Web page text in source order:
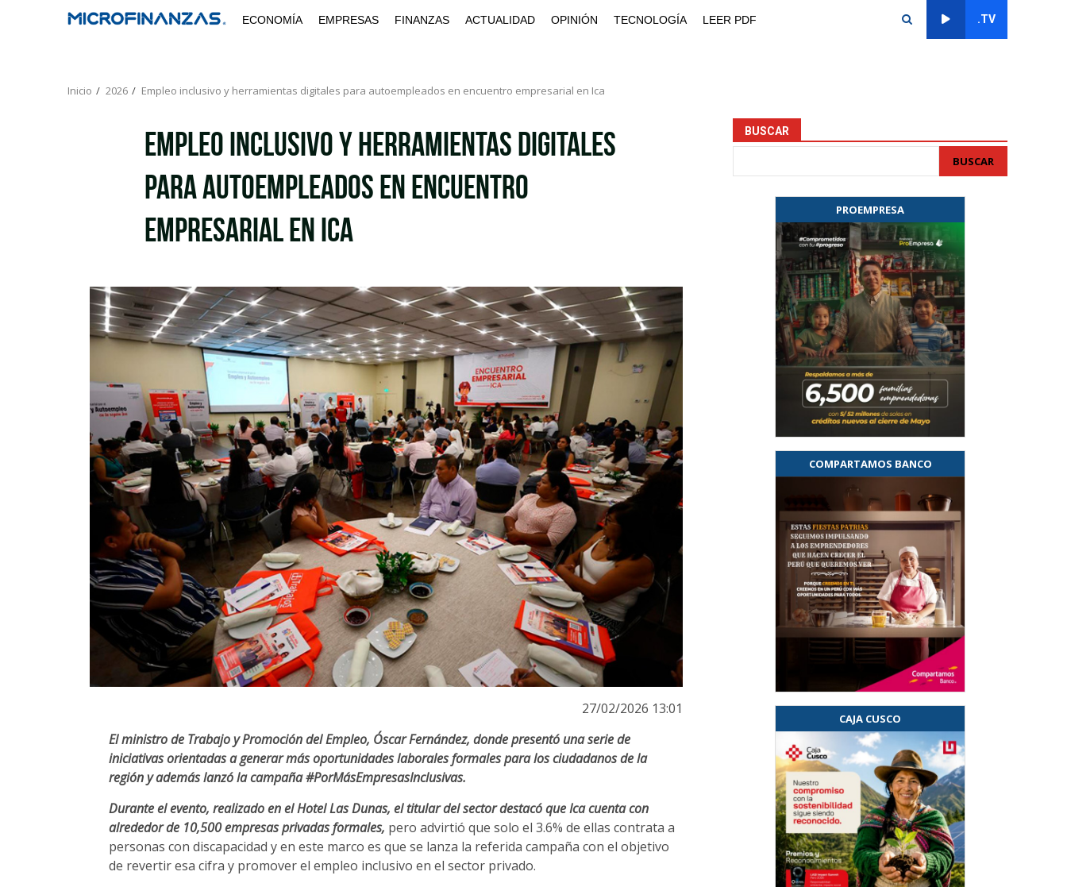
ECONOMÍA EMPRESAS FINANZAS ACTUALIDAD OPINIÓN TECNOLOGÍA LEER PDF .TV
Inicio 2026 Empleo inclusivo y herramientas digitales para autoempleados en encuentro empresarial en Ica
Empleo inclusivo y herramientas digitales
para autoempleados en encuentro
empresarial en Ica
27/02/2026 13:01
El ministro de Trabajo y Promoción del Empleo, Óscar Fernández, donde presentó una serie de
iniciativas orientadas a generar más oportunidades laborales formales para los ciudadanos de la
región y además lanzó la campaña #PorMásEmpresasInclusivas.
Durante el evento, realizado en el Hotel Las Dunas, el titular del sector destacó que Ica cuenta con
alrededor de 10,500 empresas privadas formales, pero advirtió que solo el 3.6% de ellas contrata a
personas con discapacidad y en este marco es que se lanza la referida campaña con el objetivo
de revertir esa cifra y promover el empleo inclusivo en el sector privado.
BUSCAR
BUSCAR
PROEMPRESA
COMPARTAMOS BANCO
CAJA CUSCO